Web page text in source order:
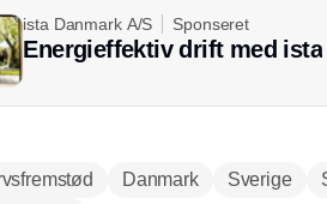
ista Danmark A/S Sponseret
Energieffektiv drift med ista
Danmark Sverige